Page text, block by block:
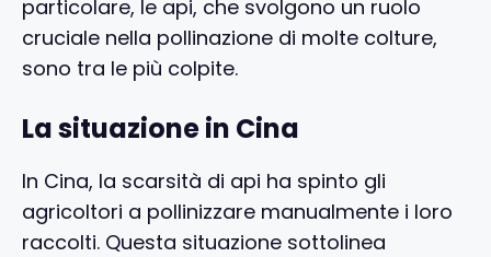
particolare, le api, che svolgono un ruolo
cruciale nella pollinazione di molte colture,
sono tra le più colpite.
La situazione in Cina
In Cina, la scarsità di api ha spinto gli
agricoltori a pollinizzare manualmente i loro
raccolti. Questa situazione sottolinea